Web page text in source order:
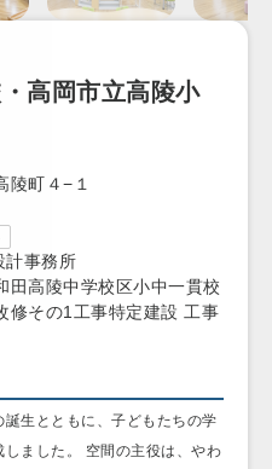
高岡市立高陵小
陵町４−１
計事務所
田高陵中学校区小中一貫校
修その1工事特定建設 工事
生とともに、子どもたちの学
ました。 空間の主役は、やわ